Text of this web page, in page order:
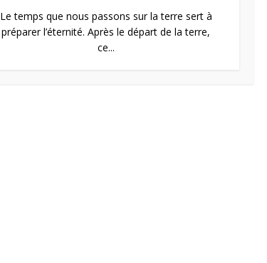
Le temps que nous passons sur la terre sert à
préparer l’éternité. Après le départ de la terre,
ce...